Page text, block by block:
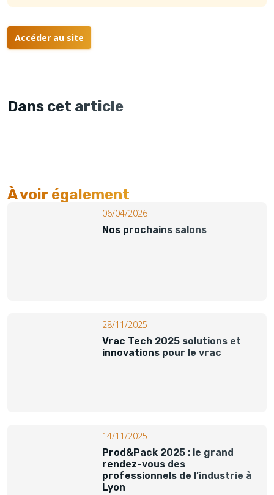
Accéder au site
Dans cet article
À voir également​
06/04/2026
Nos prochains salons
28/11/2025
Vrac Tech 2025 solutions et
innovations pour le vrac
14/11/2025
Prod&Pack 2025 : le grand
rendez-vous des
professionnels de l’industrie à
Lyon